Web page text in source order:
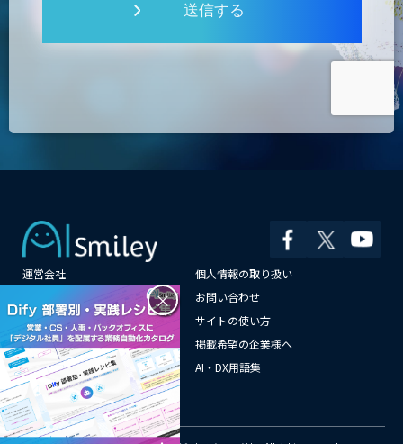
送信する
運営会社
個人情報の取り扱い
お問い合わせ
メールマガジン登録
サイトの使い方
情報提供はこちらから
掲載希望の企業様へ
AI企業一覧
AI・DX用語集
サイトマップ
×